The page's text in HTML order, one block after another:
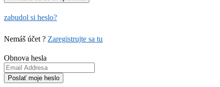
zabudol si heslo?
Nemáš účet ? Zaregistrujte sa tu
Obnova hesla